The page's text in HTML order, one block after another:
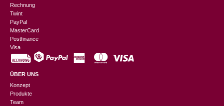
Rechnung
Twint
PayPal
MasterCard
Postfinance
Visa
ÜBER UNS
Konzept
Produkte
Team